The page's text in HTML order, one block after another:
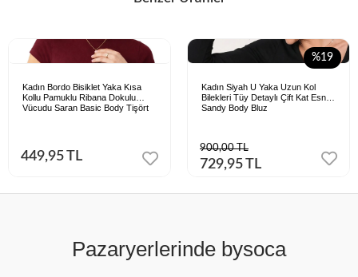
Kadın Bordo Bisiklet Yaka Kısa
Kollu Pamuklu Ribana Dokulu
Vücudu Saran Basic Body Tişört
449,95 TL
%19
Kadın Siyah U Yaka Uzun Kol
Bilekleri Tüy Detaylı Çift Kat Esnek
Sandy Body Bluz
900,00 TL
729,95 TL